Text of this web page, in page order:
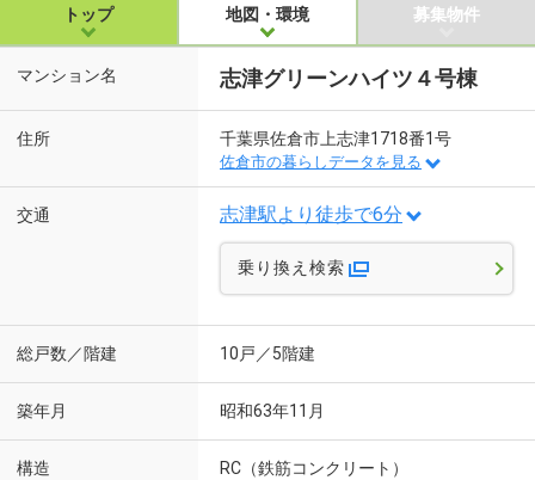
トップ 地図・環境 募集物件
マンション名 志津グリーンハイツ４号棟
住所 千葉県佐倉市上志津1718番1号
佐倉市の暮らしデータを見る
交通 志津駅より徒歩で6分
乗り換え検索
総戸数／階建 10戸／5階建
築年月 昭和63年11月
構造 RC（鉄筋コンクリート）